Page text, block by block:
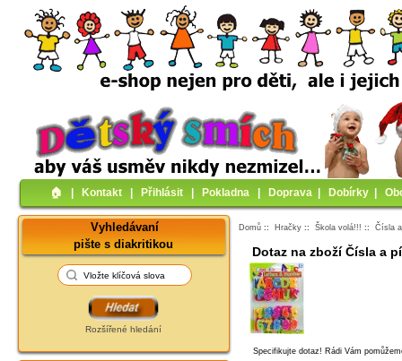
🏠︎ Kontakt Přihlásit Pokladna Doprava Dobírky
Vyhledávaní
pište s diakritikou
Rozšířené hledání
Domů :: Hračky ::Škola volá!!! ::Čísla
Dotaz na zboží Čísla a
Specifikujte dotaz! Rádi Vám